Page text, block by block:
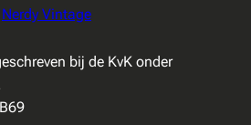
Nerdy Vintage
bij de KvK onder